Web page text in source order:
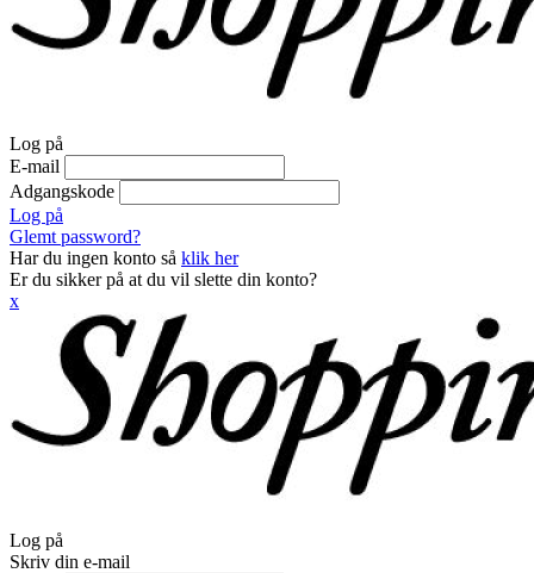
Log på
E-mail
Adgangskode
Log på
Glemt password?
Har du ingen konto så klik her
Er du sikker på at du vil slette din konto?
x
Log på
Skriv din e-mail